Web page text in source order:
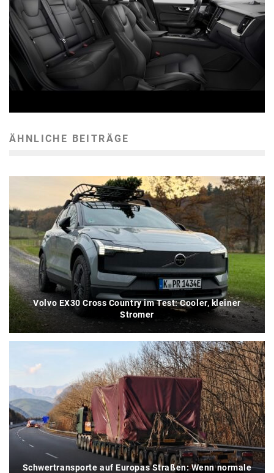
ÄHNLICHE BEITRÄGE
Volvo EX30 Cross Country im Test: Cooler, kleiner
Stromer
Schwertransporte auf Europas Straßen: Wenn normale